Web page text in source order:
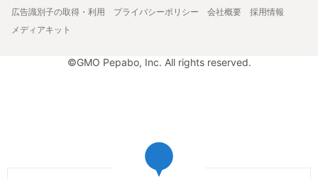
広告識別子の取得・利用
プライバシーポリシー 会社概要
採用情報
メディアキット
©GMO Pepabo, Inc. All rights reserved.